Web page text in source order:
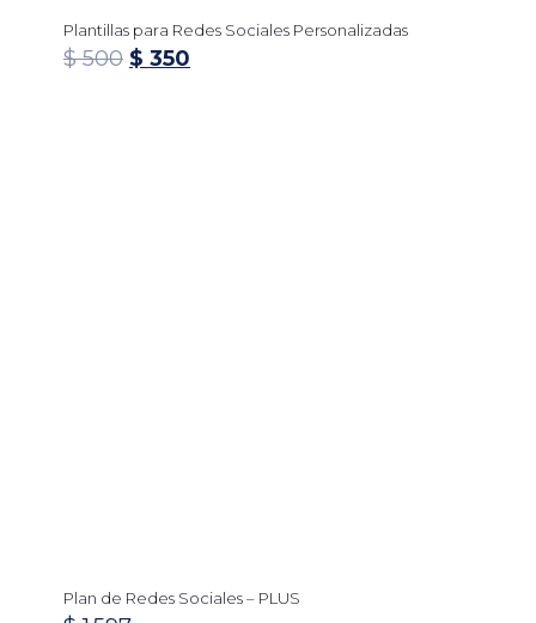
Plantillas para Redes Sociales Personalizadas
$500 $ 350
Plan de Redes Sociales – PLUS